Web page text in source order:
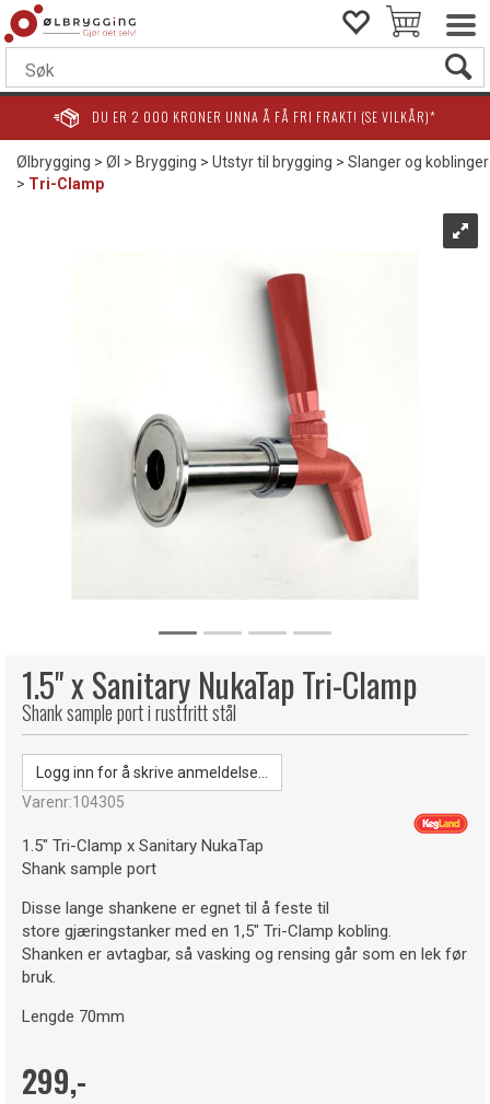
DU ER 2 000 KRONER UNNA Å FÅ FRI FRAKT! (SE VILKÅR)*
Ølbrygging>Øl >Brygging>Utstyr til brygging>Slanger og koblinger
>Tri-Clamp
1.5" x Sanitary NukaTap Tri-Clamp
Shank sample port i rustfritt stål
Logg inn for å skrive anmeldelse...
Varenr:104305
1.5" Tri-Clamp x Sanitary NukaTap
Shank sample port
Disse lange shankene er egnet til å feste til
store gjæringstanker med en 1,5" Tri-Clamp kobling.
Shanken er avtagbar, så vasking og rensing går som en lek før
bruk.
Lengde 70mm
299,-